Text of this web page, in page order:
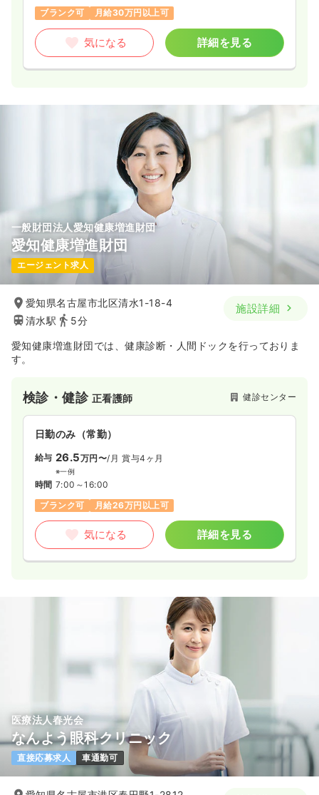
ブランク可 月給30万円以上可
気になる 詳細を見る
一般財団法人愛知健康増進財団
愛知健康増進財団
エージェント求人
愛知県名古屋市北区清水1-18-4
清水駅
5分
施設詳細
愛知健康増進財団では、健康診断・人間ドックを行っておりま
す。
検診・健診 正看護師 健診センター
日勤のみ（常勤）
給与 26.5万円〜/月 賞与4ヶ月
※一例
時間 7:00～16:00
ブランク可
月給26万円以上可
気になる 詳細を見る
医療法人春光会
なんよう眼科クリニック
直接応募求人 車通勤可